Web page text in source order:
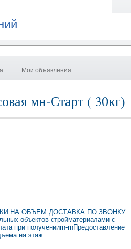
Мои объявления
мн-Старт ( 30кг)
НА ОБЪЕМ ДОСТАВКА ПО ЗВОНКУ
объектов стройматериалами с
при полученииrn-rnПредоставление
на этаж.